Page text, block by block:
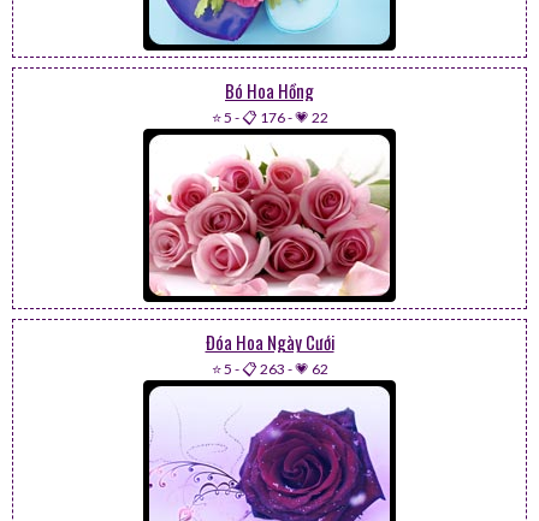
Bó Hoa Hồng
⭐ 5 -📋 176-💗 22
Đóa Hoa Ngày Cưới
⭐ 5 -📋 263 -💗 62